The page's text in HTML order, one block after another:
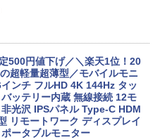
SSD:256GB/512GB/1TB/15.
fi/DVD/USB 3.0/Office/中古
古ノートパソコン/中古ノート
500円値下げ／＼楽天1位！20
超軽量超薄型／モバイルモニ
ンチ フルHD 4K 144Hz タッ
ッテリー内蔵 無線接続 12モ
光沢 IPSパネル Type-C HDM
リモートワーク ディスプレイ
ータブルモニター